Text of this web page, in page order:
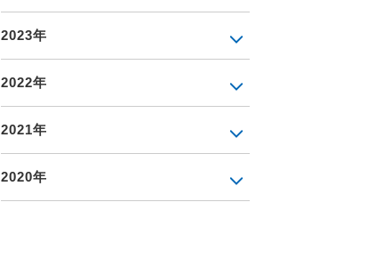
2023年
2022年
2021年
2020年